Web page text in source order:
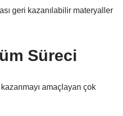
geri kazanılabilir materyaller
Süreci
amaçlayan çok